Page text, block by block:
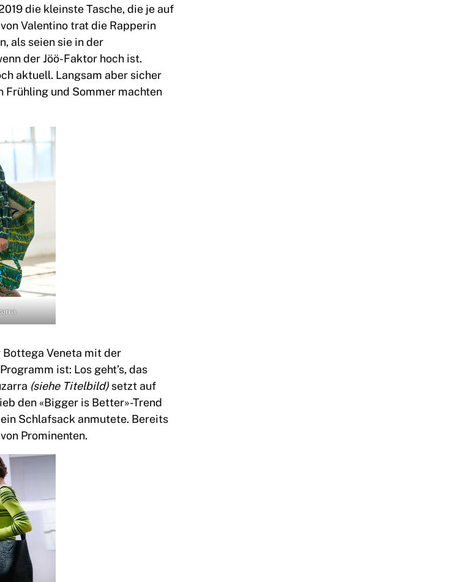
die kleinste Tasche, die je auf
Valentino trat die Rapperin
als seien sie in der
der Jöö-Faktor hoch ist.
aktuell. Langsam aber sicher
Frühling und Sommer machten
Veneta mit der
ist: Los geht’s, das
(siehe Titelbild) setzt auf
den «Bigger is Better»-Trend
Schlafsack anmutete. Bereits
Prominenten.